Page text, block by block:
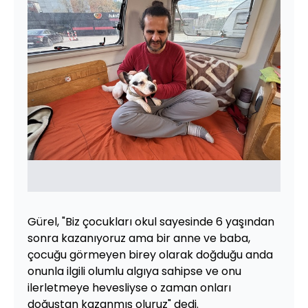
Gürel, "Biz çocukları okul sayesinde 6 yaşından
sonra kazanıyoruz ama bir anne ve baba,
çocuğu görmeyen birey olarak doğduğu anda
onunla ilgili olumlu algıya sahipse ve onu
ilerletmeye hevesliyse o zaman onları
doğuştan kazanmış oluruz" dedi.